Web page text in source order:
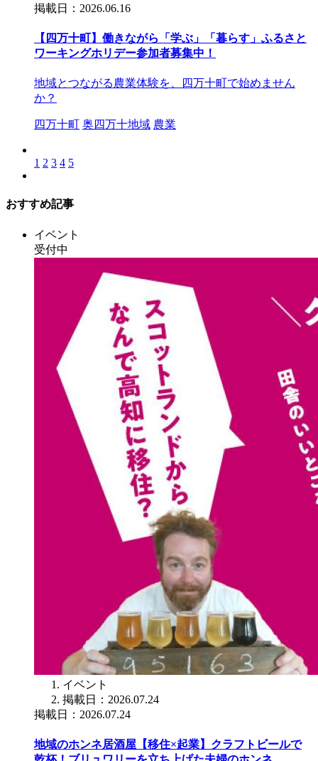
掲載日：2026.06.16
【四万十町】働きながら「学ぶ」「暮らす」ふるさと
ワーキングホリデー参加者募集中！
地域とつながる農業体験を、四万十町で始めません
か？
四万十町 奥四万十地域 農業
1 2 3 4 5
おすすめ記事
イベント
受付中
イベント
掲載日：2026.07.24
掲載日：2026.07.24
地域のホンネ居酒屋【移住×起業】クラフトビールで